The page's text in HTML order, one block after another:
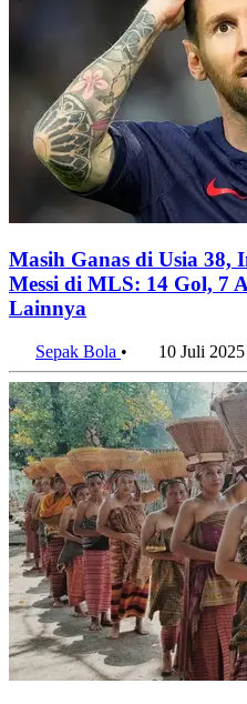
Masih Ganas di Usia 38,
Messi di MLS: 14 Gol, 7
Lainnya
Sepak Bola • 10 Juli 2025